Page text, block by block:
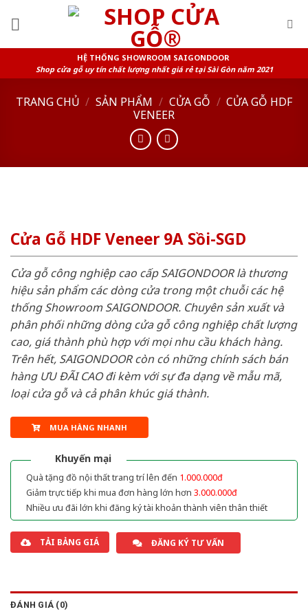
HỆ THỐNG SHOWROOM SAIGONDOOR
Shop cửa gỗ uy tín chất lượng nhất giá rẻ tại Sài Gòn năm 2021
TRANG CHỦ / SẢN PHẨM / CỬA GỖ / CỬA GỖ HDF
VENEER
Cửa Gỗ HDF Veneer 9A Sồi-SGD
Cửa gỗ công nghiệp cao cấp SAIGONDOOR là thương
hiệu sản phẩm các dòng cửa trong một chuỗi các hệ
thống Showroom SAIGONDOOR. Chuyên sản xuất và
phân phối những dòng cửa gỗ công nghiệp chất lượng
cao, giá thành phù hợp với mọi nhu cầu khách hàng.
Trên hết, SAIGONDOOR còn có những chính sách bán
hàng ƯU ĐÃI CAO đi kèm với sự đa dạng về mẫu mã,
loại cửa gỗ và cả phân khúc giá thành.
MUA HÀNG NHANH
Khuyến mại
Quà tặng đồ nội thất trang trí lên đến 1.000.000đ
Giảm trực tiếp khi mua đơn hàng lớn hơn 3.000.000đ
Nhiều ưu đãi lớn khi đăng ký tài khoản thành viên thân thiết
TẢI BẢNG GIÁ ĐĂNG KÝ TƯ VẤN
ĐÁNH GIÁ (0)